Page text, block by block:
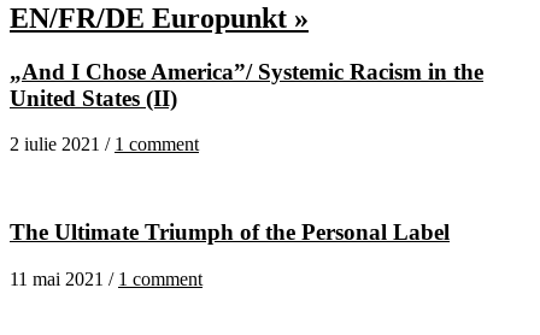
EN/FR/DE Europunkt »
„And I Chose America”/ Systemic Racism in the
United States (II)
2 iulie 2021 / 1 comment
The Ultimate Triumph of the Personal Label
11 mai 2021 / 1 comment